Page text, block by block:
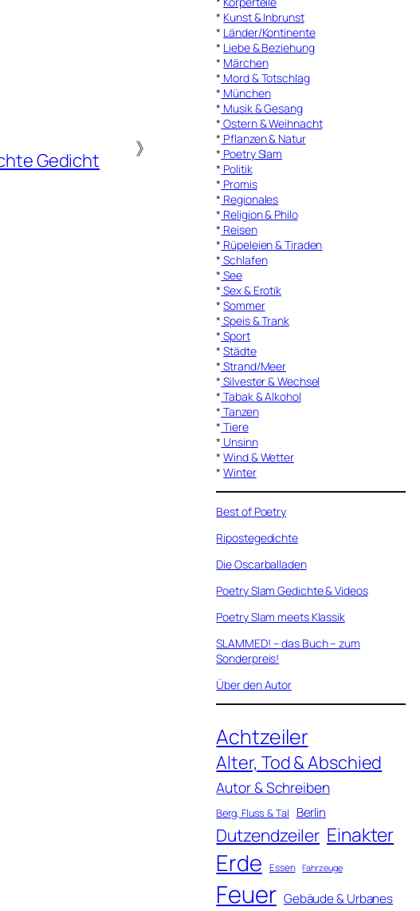
Gedicht
》
* Kunst & Inbrunst
* Länder/Kontinente
* Liebe & Beziehung
* Märchen
* Mord & Totschlag
* München
* Musik & Gesang
* Ostern & Weihnacht
* Pflanzen & Natur
* Poetry Slam
* Politik
* Promis
* Regionales
* Religion & Philo
* Reisen
* Rüpeleien & Tiraden
* Schlafen
* See
* Sex & Erotik
*Sommer
* Speis & Trank
* Sport
*Städte
* Strand/Meer
* Silvester & Wechsel
* Tabak & Alkohol
* Tanzen
* Tiere
* Unsinn
*Wind & Wetter
*Winter
Best of Poetry
Ripostegedichte
Die Oscarballaden
Poetry Slam Gedichte & Videos
Poetry Slam meets Klassik
SLAMMED! – das Buch – zum
Sonderpreis!
Über den Autor
Achtzeiler
Alter, Tod & Abschied
Autor & Schreiben
Berg, Fluss & Tal Berlin
Dutzendzeiler Einakter
Erde Essen Fahrzeuge
Feuer Gebäude & Urbanes